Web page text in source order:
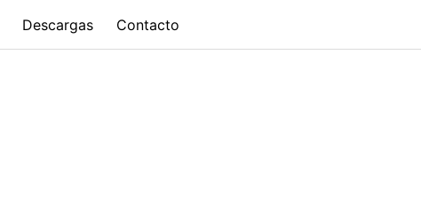
Descargas Contacto